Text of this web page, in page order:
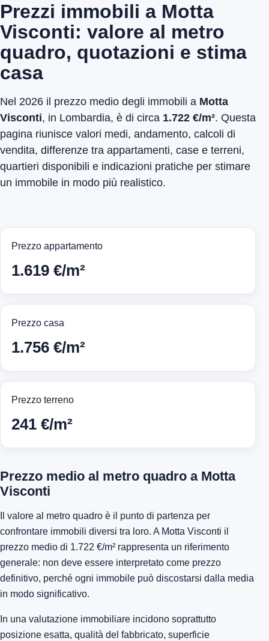
Prezzi immobili a Motta
Visconti: valore al metro
quadro, quotazioni e stima
casa
Nel 2026 il prezzo medio degli immobili a Motta
Visconti, in Lombardia, è di circa 1.722 €/m². Questa
pagina riunisce valori medi, andamento, calcoli di
vendita, differenze tra appartamenti, case e terreni,
quartieri disponibili e indicazioni pratiche per stimare
un immobile in modo più realistico.
Prezzo appartamento
1.619 €/m²
Prezzo casa
1.756 €/m²
Prezzo terreno
241 €/m²
Prezzo medio al metro quadro a Motta
Visconti
Il valore al metro quadro è il punto di partenza per
confrontare immobili diversi tra loro. A Motta Visconti il
prezzo medio di 1.722 €/m² rappresenta un riferimento
generale: non deve essere interpretato come prezzo
definitivo, perché ogni immobile può discostarsi dalla media
in modo significativo.
In una valutazione immobiliare incidono soprattutto
posizione esatta, qualità del fabbricato, superficie